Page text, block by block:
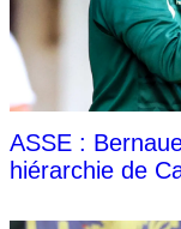
ASSE :
hiérarchie de